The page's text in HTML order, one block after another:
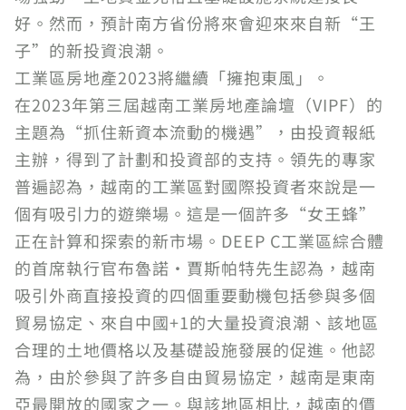
好。然而，預計南方省份將來會迎來來自新“王
子”的新投資浪潮。
工業區房地產2023將繼續「擁抱東風」。
在2023年第三屆越南工業房地產論壇（VIPF）的
主題為“抓住新資本流動的機遇”，由投資報紙
主辦，得到了計劃和投資部的支持。領先的專家
普遍認為，越南的工業區對國際投資者來說是一
個有吸引力的遊樂場。這是一個許多“女王蜂”
正在計算和探索的新市場。DEEP C工業區綜合體
的首席執行官布魯諾·賈斯帕特先生認為，越南
吸引外商直接投資的四個重要動機包括參與多個
貿易協定、來自中國+1的大量投資浪潮、該地區
合理的土地價格以及基礎設施發展的促進。他認
為，由於參與了許多自由貿易協定，越南是東南
亞最開放的國家之一。與該地區相比，越南的價